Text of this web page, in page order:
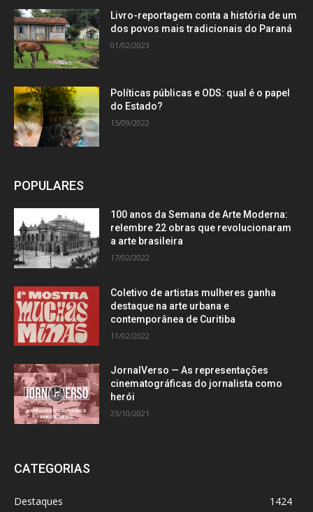
Livro-reportagem conta a história de um
dos povos mais tradicionais do Paraná
01/02/2023
Políticas públicas e ODS: qual é o papel
do Estado?
15/09/2022
POPULARES
100 anos da Semana de Arte Moderna:
relembre 22 obras que revolucionaram
a arte brasileira
17/02/2022
Coletivo de artistas mulheres ganha
destaque na arte urbana e
contemporânea de Curitiba
11/02/2022
JornalVerso — As representações
cinematográficas do jornalista como
herói
23/10/2021
CATEGORIAS
Destaques
1424